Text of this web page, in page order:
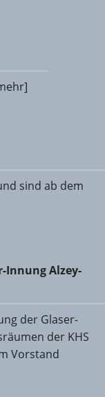
sind ab dem
Alzey-Bingen-
Innung Alzey-
der Glaser-
der KHS
Vorstand